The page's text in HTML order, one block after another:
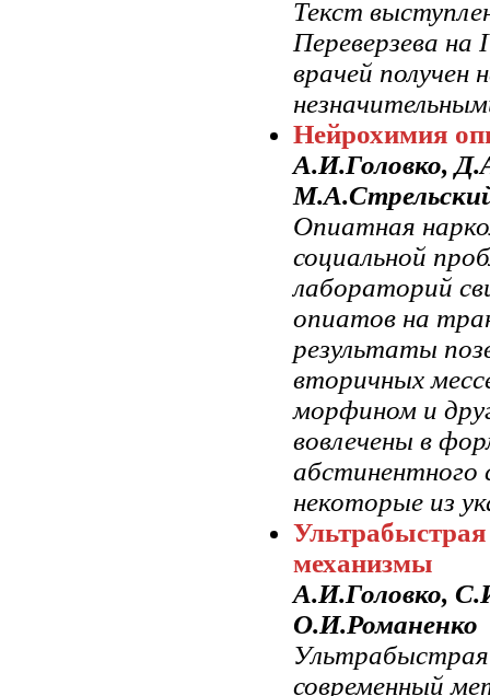
Текст
Переверзева на
врачей
Нейрохимия
А.И.Головко,
Опиатная
социальной
лабораторий
опиатов на
результаты
вторичных
морфином и
вовлечены в
некоторые из
механизмы
А.И.Головко,
О.И.Романенко
современный